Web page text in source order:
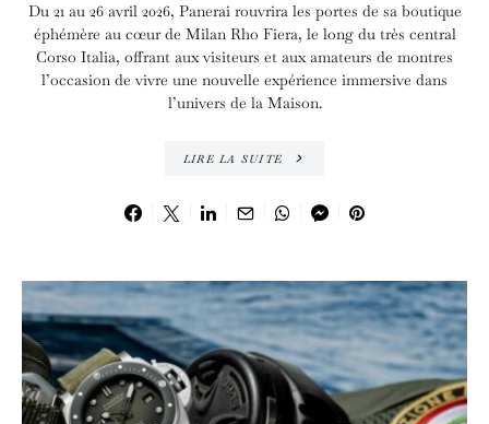
Du 21 au 26 avril 2026, Panerai rouvrira les portes de sa boutique
éphémère au cœur de Milan Rho Fiera, le long du très central
Corso Italia, offrant aux visiteurs et aux amateurs de montres
l’occasion de vivre une nouvelle expérience immersive dans
l’univers de la Maison.
LIRE LA SUITE